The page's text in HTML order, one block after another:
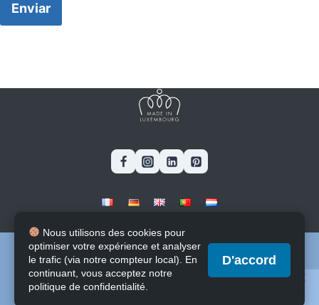
Enviar
Blog - Stages & Jobs-
Contacte-A propos
Conditions générales d'utilisation(G.G.U.)
Mentions Légales-Protection des Données (R.G.P.D.)
Nous utilisons des cookies pour
optimiser votre expérience et analyser
le trafic (via notre compteur local). En
continuant, vous acceptez notre
politique de confidentialité.
D'accord
Nous utilisons des cookies pour vous garantir la meilleure
expérience sur notre site web. Si vous continuez à utiliser ce
site, nous supposerons que vous en êtes satisfait.